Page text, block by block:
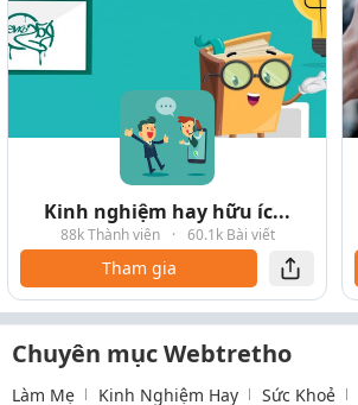
Kinh nghiệm hay hữu íc...
88k Thành viên · 60.1k Bài viết
Tham gia
Chuyên mục Webtretho
Làm Mẹ Kinh Nghiệm Hay Sức Khoẻ